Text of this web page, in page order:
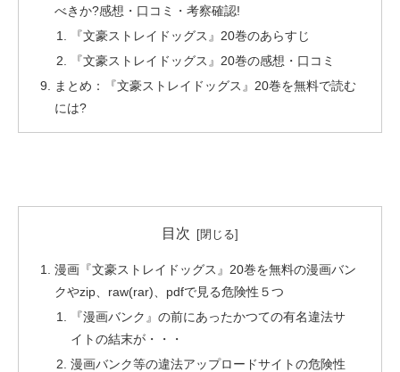
べきか?感想・口コミ・考察確認!
『文豪ストレイドッグス』20巻のあらすじ
『文豪ストレイドッグス』20巻の感想・口コミ
まとめ：『文豪ストレイドッグス』20巻を無料で読む
には?
目次
漫画『文豪ストレイドッグス』20巻を無料の漫画バン
クやzip、raw(rar)、pdfで見る危険性５つ
『漫画バンク』の前にあったかつての有名違法サ
イトの結末が・・・
漫画バンク等の違法アップロードサイトの危険性